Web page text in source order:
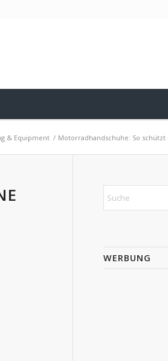
& Equipment / Motorradhandschuhe: So
WERBUNG